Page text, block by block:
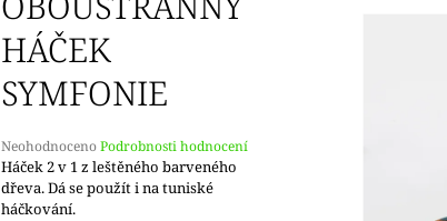
HÁČEK
SYMFONIE
Průměrné
hodnocení
produktu
je
NeohodnocenoPodrobnosti hodnocení
Háček 2 v 1 z leštěného barveného
dřeva. Dá se použít i na tuniské
háčkování.